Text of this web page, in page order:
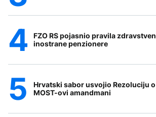
FZO RS pojasnio pravila
inostrane penzionere
Hrvatski sabor usvojio Rezoluciju
MOST-ovi amandmani